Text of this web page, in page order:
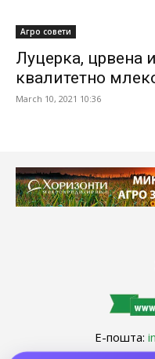
Агро совети
Луцерка, црвена
квалитетно
March 10, 2021 10:36
Е-пошта: